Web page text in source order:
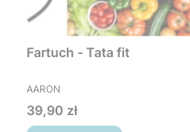
Fartuch - Tata fit
PRODUCENT
AARON
Cena
39,90 zł